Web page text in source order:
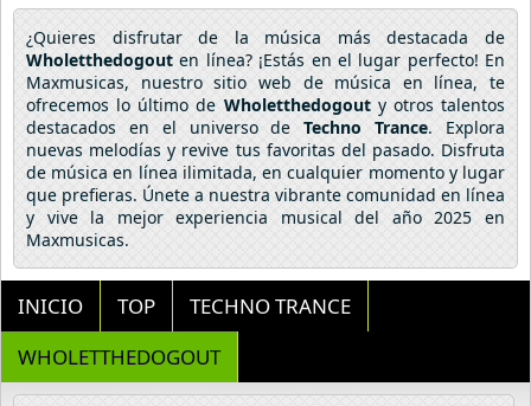
¿Quieres disfrutar de la música más destacada de
Wholetthedogout en línea? ¡Estás en el lugar perfecto! En
Maxmusicas, nuestro sitio web de música en línea, te
ofrecemos lo último de Wholetthedogouty otros talentos
destacados en el universo deTechno Trance. Explora
nuevas melodías y revive tus favoritas del pasado. Disfruta
de música en línea ilimitada, en cualquier momento y lugar
que prefieras. Únete a nuestra vibrante comunidad en línea
y vive la mejor experiencia musical del año 2025 en
Maxmusicas.
INICIO TOP
TECHNO TRANCE
WHOLETTHEDOGOUT